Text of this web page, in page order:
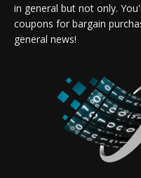
in general but not only.
coupons for bargain
general news!